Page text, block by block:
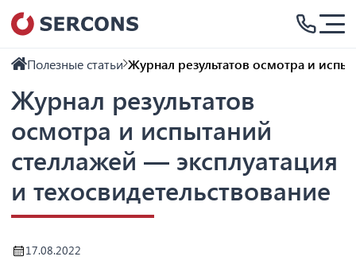
Полезные статьи Журнал результатов осмотра и
Журнал результатов
осмотра и испытаний
стеллажей — эксплуатация
и техосвидетельствование
17.08.2022